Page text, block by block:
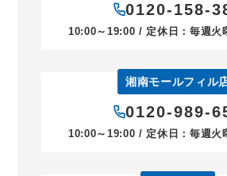
0120-158-
10:00～19:00 / 定休日：毎週火
湘南モールフィル
0120-989-
10:00～19:00 / 定休日：毎週火